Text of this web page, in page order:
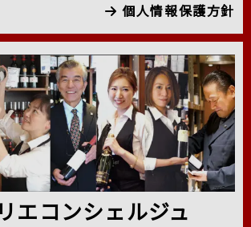
個人情報保護方針
エコンシェルジュ